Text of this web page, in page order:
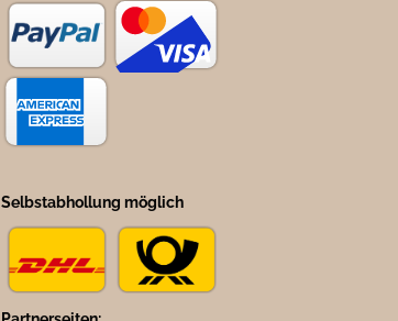
Selbstabhollung möglich